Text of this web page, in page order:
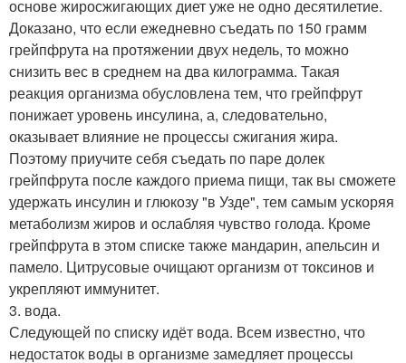
основе жиросжигающих диет уже не одно десятилетие.
Доказано, что если ежедневно съедать по 150 грамм
грейпфрута на протяжении двух недель, то можно
снизить вес в среднем на два килограмма. Такая
реакция организма обусловлена тем, что грейпфрут
понижает уровень инсулина, а, следовательно,
оказывает влияние не процессы сжигания жира.
Поэтому приучите себя съедать по паре долек
грейпфрута после каждого приема пищи, так вы сможете
удержать инсулин и глюкозу "в Узде", тем самым ускоряя
метаболизм жиров и ослабляя чувство голода. Кроме
грейпфрута в этом списке также мандарин, апельсин и
памело. Цитрусовые очищают организм от токсинов и
укрепляют иммунитет.
3. вода.
Следующей по списку идёт вода. Всем известно, что
недостаток воды в организме замедляет процессы